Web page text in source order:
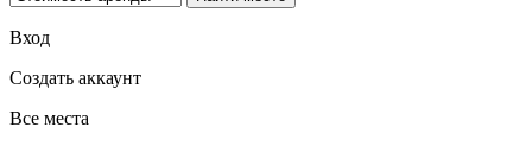
Вход
Создать аккаунт
Все места